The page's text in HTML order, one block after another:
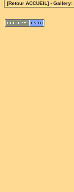
[Retour ACCUEIL] - Gallery: